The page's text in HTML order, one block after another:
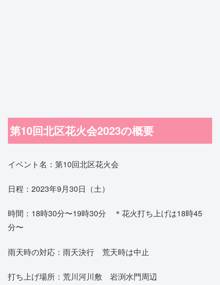
第10回北区花火会2023の概要
イベント名：第10回北区花火会
日程：2023年9月30日（土）
時間：18時30分〜19時30分 ＊花火打ち上げは18時45
分〜
雨天時の対応：雨天決行 荒天時は中止
打ち上げ場所：荒川河川敷 岩渕水門周辺